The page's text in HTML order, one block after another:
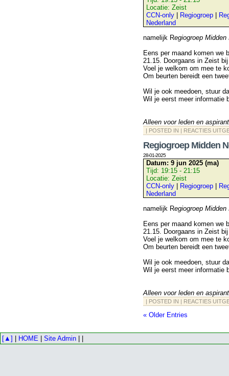
Locatie: Zeist
CCN-only
Regiogroep
Nederland
namelijk Regiogroep Midden
Eens per maand komen we
21.15. Doorgaans in Zeist
Voel je welkom om mee te
Om beurten bereidt een
Wil je ook meedoen, stuur
Wil je eerst meer informatie
Alleen voor leden en
| POSTED IN | REACTIES
Regiogroep Midden
28-01-2025
Datum: 9 jun 2025 (ma)
Tijd: 19:15 - 21:15
Locatie: Zeist
CCN-only
Regiogroep
Nederland
namelijk Regiogroep Midden
Eens per maand komen we
21.15. Doorgaans in Zeist
Voel je welkom om mee te
Om beurten bereidt een
Wil je ook meedoen, stuur
Wil je eerst meer informatie
Alleen voor leden en
| POSTED IN | REACTIES
« Older Entries
[▲] HOME Site Admin